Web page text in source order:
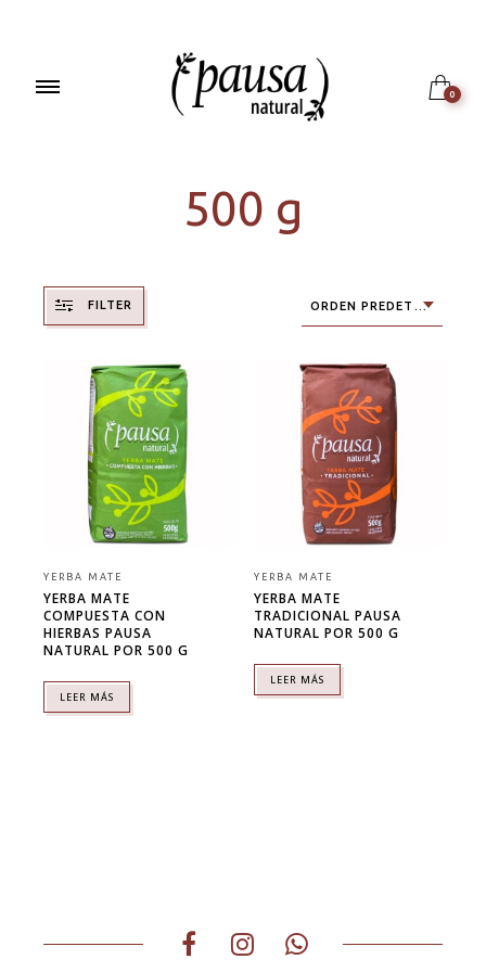
0
500 g
FILTER ORDEN PREDETERMINADO
YERBA MATE
YERBA MATE
COMPUESTA CON
HIERBAS PAUSA
NATURAL POR 500 G
LEER MÁS
YERBA MATE
YERBA MATE
TRADICIONAL PAUSA
NATURAL POR 500 G
LEER MÁS